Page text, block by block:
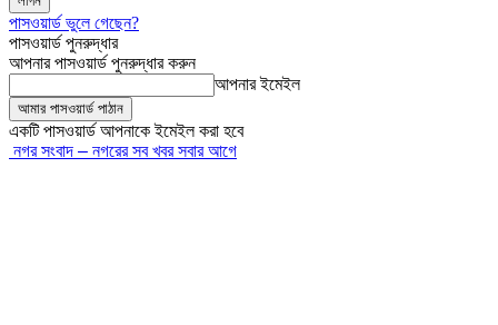
পাসওয়ার্ড ভুলে গেছেন?
পাসওয়ার্ড পুনরুদ্ধার
আপনার পাসওয়ার্ড পুনরুদ্ধার করুন
আপনার ইমেইল
একটি পাসওয়ার্ড আপনাকে ইমেইল করা হবে
নগর সংবাদ – নগরের সব খবর সবার আগে